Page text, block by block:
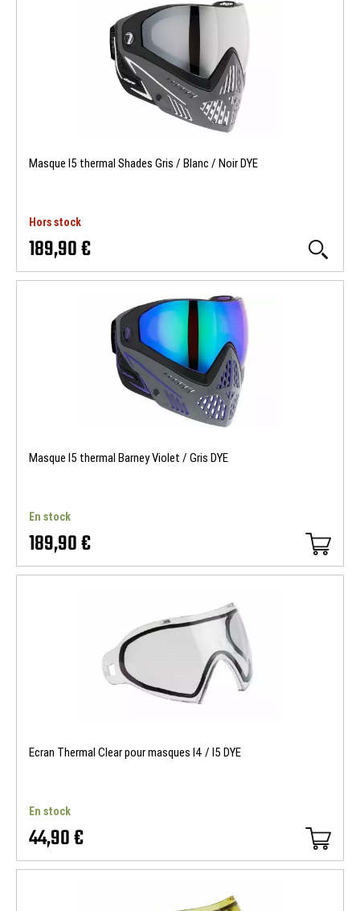
Masque I5 thermal Shades Gris / Blanc / Noir DYE
Hors stock
189,90 €
Masque I5 thermal Barney Violet / Gris DYE
En stock
189,90 €
Ecran Thermal Clear pour masques I4 / I5 DYE
En stock
44,90 €